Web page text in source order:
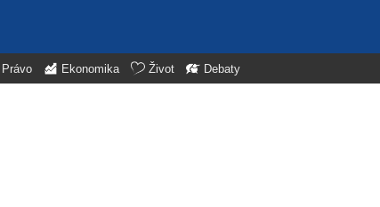
Právo Ekonomika Život Debaty